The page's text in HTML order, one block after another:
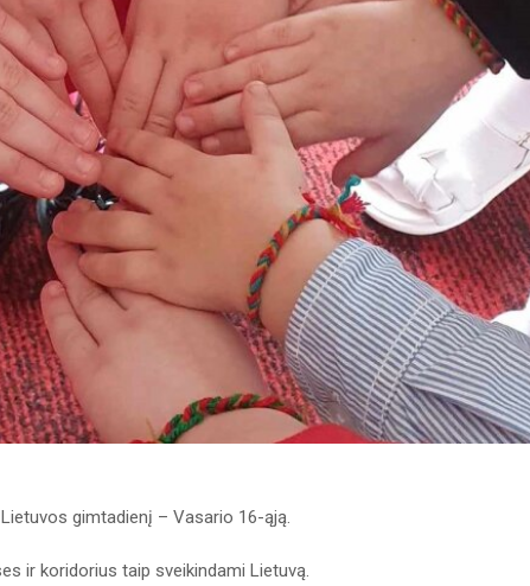
gimtadienį – Vasario 16-ąją.
ir koridorius taip sveikindami Lietuvą.